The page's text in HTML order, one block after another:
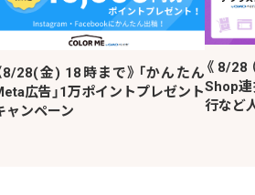
8/28(金) 18時まで》「かんたん
広告」1万ポイントプレゼント
ャンペーン
《8/28
Shop連
行など